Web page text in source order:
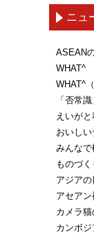
ニュ
ASEAN
WHAT^
WHAT^
「否常
えいがと
おいし
みんなで
ものづ
アジアの
アセアン
カメラ
カンボ